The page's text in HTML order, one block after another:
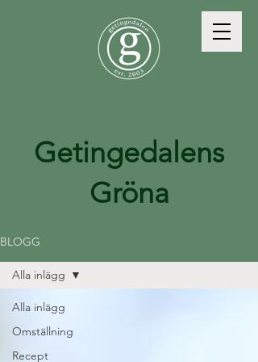
Getingedalens
Gröna
BLOGG
Alla inlägg
Omställning
Recept
Alla inlägg